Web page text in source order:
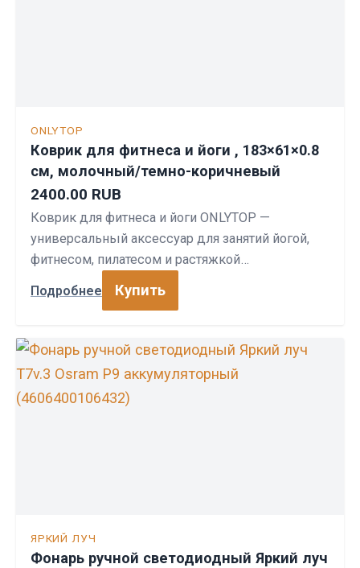
ONLYTOP
Коврик для фитнеса и йоги , 183×61×0.8
см, молочный/темно-коричневый
2400.00 RUB
Коврик для фитнеса и йоги ONLYTOP —
универсальный аксессуар для занятий йогой,
фитнесом, пилатесом и растяжкой…
Подробнее Купить
ЯРКИЙ ЛУЧ
Фонарь ручной светодиодный Яркий луч